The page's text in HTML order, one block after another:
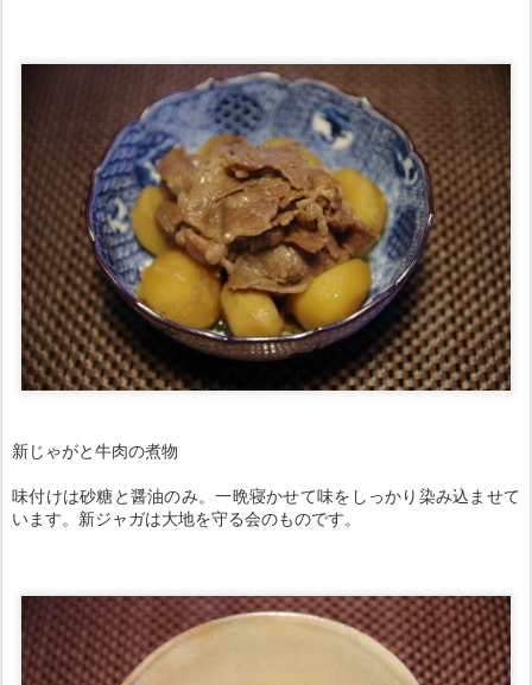
新じゃがと牛肉の煮物
味付けは砂糖と醤油のみ。一晩寝かせて味をしっかり染み込ませて
います。新ジャガは大地を守る会のものです。